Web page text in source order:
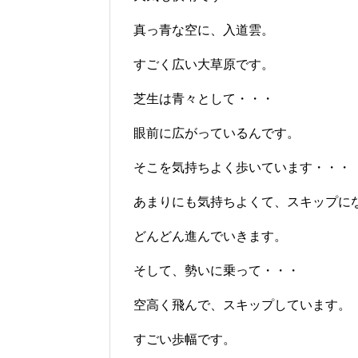
真っ青な空に、入道雲。
すごく広い大草原です。
芝生は青々として・・・
眼前に広がっているんです。
そこを気持ちよく歩いています・・・
あまりにも気持ちよくて、スキップに
どんどん進んでいきます。
そして、勢いに乗って・・・
空高く飛んで、スキップしています。
すごい歩幅です。